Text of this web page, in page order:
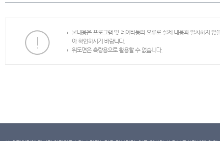
본내용은 프로그램 및 데이타등의 오류로 실제 내용과 일치하지
아 확인하시기 바랍니다.
위도면은 측량용으로 활용할 수 없습니다.